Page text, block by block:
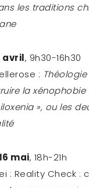
les traditions
avril, 9h30-16h30
:
la
», ou les
mai, 18h-21h
: Reality Check :